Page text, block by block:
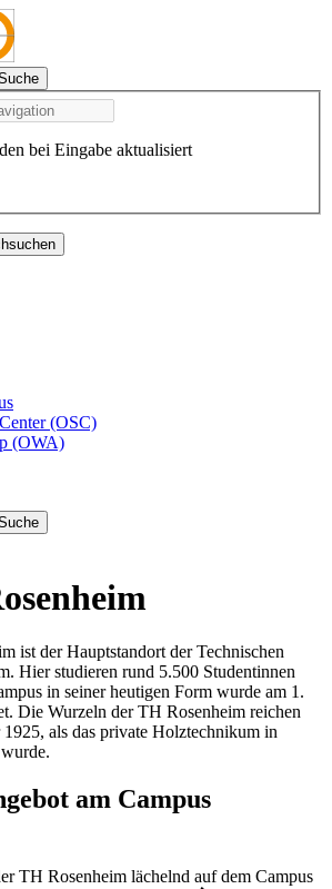
bei Eingabe aktualisiert
(OSC)
(OWA)
ist der Hauptstandort der Technischen
Hier studieren rund 5.500 Studentinnen
in seiner heutigen Form wurde am 1.
Die Wurzeln der TH Rosenheim reichen
als das private Holztechnikum in
am Campus